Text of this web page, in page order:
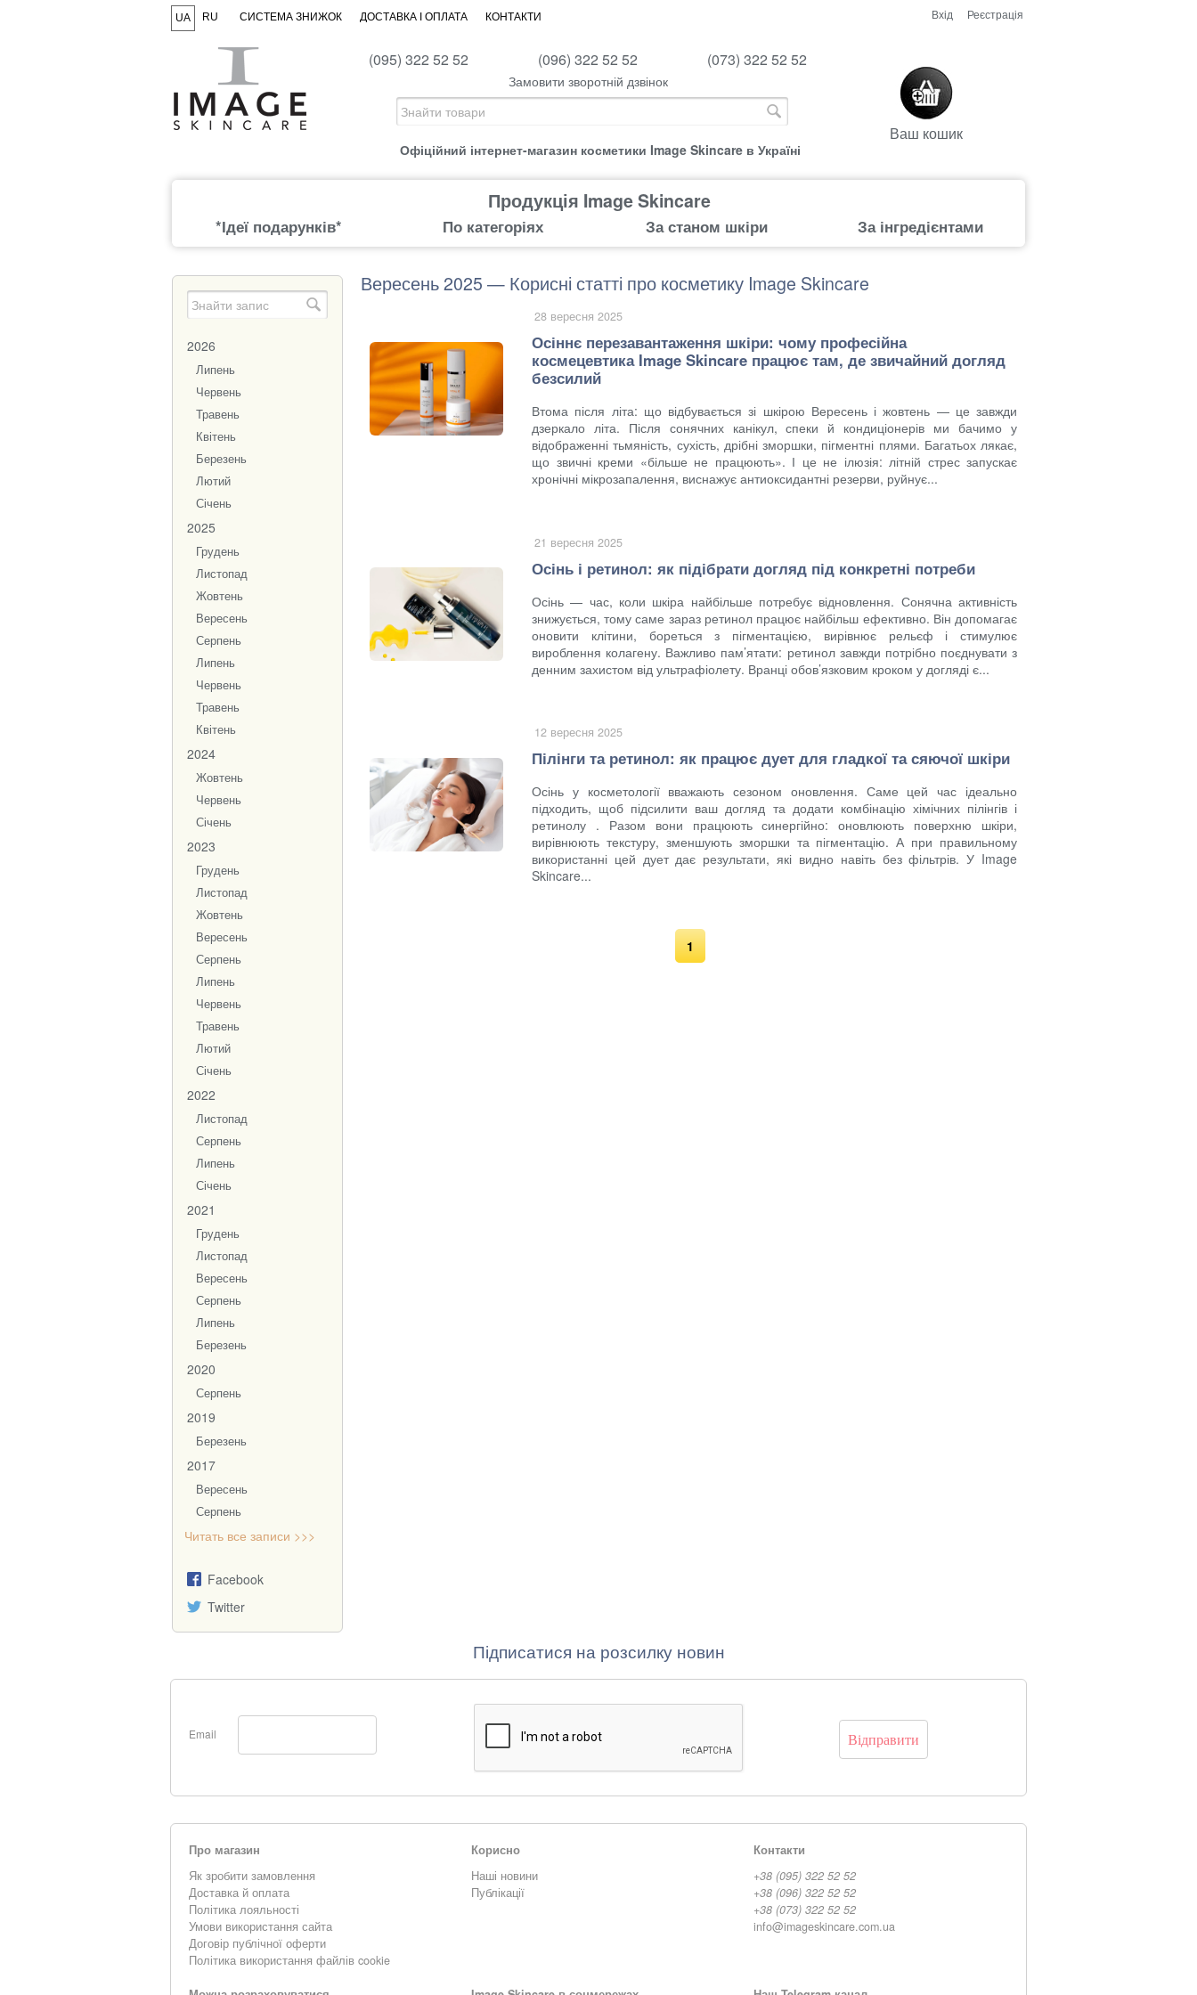
UA RU СИСТЕМА ЗНИЖОК ДОСТАВКА І ОПЛАТА КОНТАКТИ Вхід Реєстрація
Офіційний інтернет-магазин косметики Image Skincare в Україні
(095) 322 52 52 (096) 322 52 52 (073) 322 52 52
Замовити зворотній дзвінок
Ваш кошик
Продукція Image Skincare
*Ідеї подарунків* По категоріях За станом шкіри За інгредієнтами
2026
Липень
Червень
Травень
Квітень
Березень
Лютий
Січень
2025
Грудень
Листопад
Жовтень
Вересень
Серпень
Липень
Червень
Травень
Квітень
2024
Жовтень
Червень
Січень
2023
Грудень
Листопад
Жовтень
Вересень
Серпень
Липень
Червень
Травень
Лютий
Січень
2022
Листопад
Серпень
Липень
Січень
2021
Грудень
Листопад
Вересень
Серпень
Липень
Березень
2020
Серпень
2019
Березень
2017
Вересень
Серпень
Читать все записи >>>
Facebook
Twitter
Вересень 2025 — Корисні статті про косметику Image Skincare
28 вересня 2025
Осіннє перезавантаження шкіри: чому професійна
космецевтика Image Skincare працює там, де звичайний догляд
безсилий
Втома після літа: що відбувається зі шкірою Вересень і жовтень — це завжди
дзеркало літа. Після сонячних канікул, спеки й кондиціонерів ми бачимо у
відображенні тьмяність, сухість, дрібні зморшки, пігментні плями. Багатьох лякає,
що звичні креми «більше не працюють». І це не ілюзія: літній стрес запускає
хронічні мікрозапалення, виснажує антиоксидантні резерви, руйнує...
21 вересня 2025
Осінь і ретинол: як підібрати догляд під конкретні потреби
Осінь — час, коли шкіра найбільше потребує відновлення. Сонячна активність
знижується, тому саме зараз ретинол працює найбільш ефективно. Він допомагає
оновити клітини, бореться з пігментацією, вирівнює рельєф і стимулює
вироблення колагену. Важливо пам’ятати: ретинол завжди потрібно поєднувати з
денним захистом від ультрафіолету. Вранці обов’язковим кроком у догляді є...
12 вересня 2025
Пілінги та ретинол: як працює дует для гладкої та сяючої шкіри
Осінь у косметології вважають сезоном оновлення. Саме цей час ідеально
підходить, щоб підсилити ваш догляд та додати комбінацію хімічних пілінгів і
ретинолу . Разом вони працюють синергійно: оновлюють поверхню шкіри,
вирівнюють текстуру, зменшують зморшки та пігментацію. А при правильному
використанні цей дует дає результати, які видно навіть без фільтрів. У Image
Skincare...
1
Підписатися на розсилку новин
Email
Про магазин
Як зробити замовлення
Доставка й оплата
Політика лояльності
Умови використання сайта
Договір публічної оферти
Політика використання файлів cookie
Корисно
Наші новини
Публікації
Контакти
+38 (095) 322 52 52
+38 (096) 322 52 52
+38 (073) 322 52 52
info@imageskincare.com.ua